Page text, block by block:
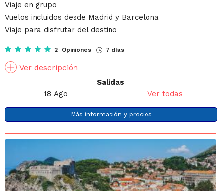
Viaje en grupo
Vuelos incluidos desde Madrid y Barcelona
Viaje para disfrutar del destino
2 Opiniones 7 días
Ver descripción
Salidas
18 Ago
Ver todas
Más información y precios